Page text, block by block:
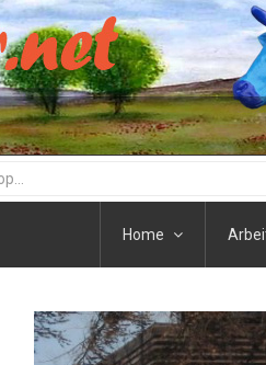
Home